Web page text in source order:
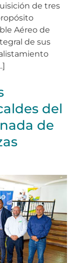
de tres
Aéreo de
de sus
del
de